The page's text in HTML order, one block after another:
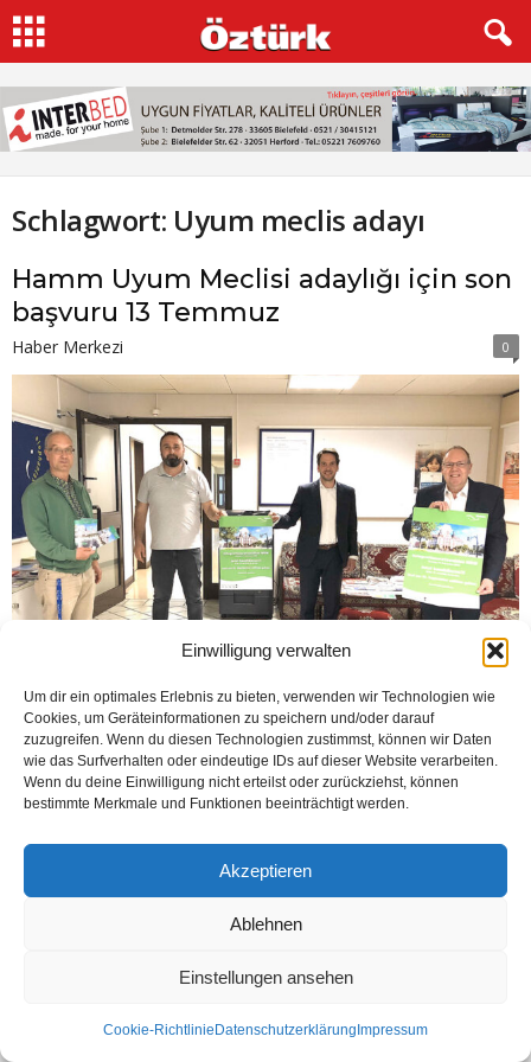
Einwilligung verwalten
Um dir ein optimales Erlebnis zu bieten, verwenden wir Technologien wie
Cookies, um Geräteinformationen zu speichern und/oder darauf
zuzugreifen. Wenn du diesen Technologien zustimmst, können wir Daten
wie das Surfverhalten oder eindeutige IDs auf dieser Website verarbeiten.
Wenn du deine Einwilligung nicht erteilst oder zurückziehst, können
bestimmte Merkmale und Funktionen beeinträchtigt werden.
Akzeptieren
Ablehnen
Einstellungen ansehen
Cookie-Richtlinie Datenschutzerklärung Impressum
Schlagwort: Uyum meclis adayı
Hamm Uyum Meclisi adaylığı için son
başvuru 13 Temmuz
Haber Merkezi 0
HAMM (Öztürk) 13 Eylül 2020’de Pazar günü yapılacak Uyum Meclisi seçimi
için Hamm Sosyal ve Uyum Dairesi bildiri yayınlayarak, adaylık için son
başvuru tarihinin 13...
© Öztürk Gazetesi 1986 – 2026